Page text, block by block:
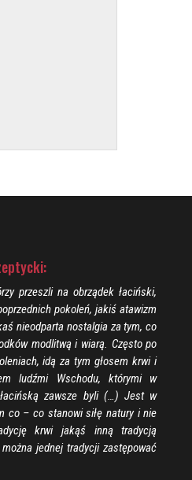
przeszli na obrządek łaciński,
pokoleń, jakiś atawizm
nieodparta nostalgia za tym, co
modlitwą i wiarą. Często po
idą za tym głosem krwi i
ludźmi Wschodu, którymi w
zawsze byli (…) Jest w
co – co stanowi siłę natury i nie
krwi jakąś inną tradycją
jednej tradycji zastępować